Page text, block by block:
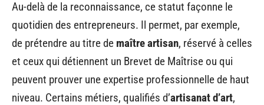
Au-delà de la reconnaissance, ce statut façonne le
quotidien des entrepreneurs. Il permet, par exemple,
de prétendre au titre de maître artisan, réservé à celles
et ceux qui détiennent un Brevet de Maîtrise ou qui
peuvent prouver une expertise professionnelle de haut
niveau. Certains métiers, qualifiés d’artisanat d’art,